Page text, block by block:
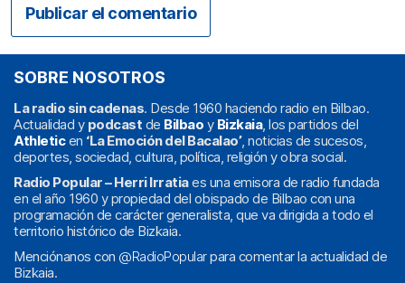
SOBRE NOSOTROS
La radio sin cadenas. Desde 1960 haciendo radio en Bilbao.
Actualidad y podcast de Bilbao y Bizkaia, los partidos del
Athleticen ‘La Emoción del Bacalao’, noticias de sucesos,
deportes, sociedad, cultura, política, religión y obra social.
Radio Popular – Herri Irratiaes una emisora de radio fundada
en el año 1960 y propiedad del obispado de Bilbao con una
programación de carácter generalista, que va dirigida a todo el
territorio histórico de Bizkaia.
Menciónanos con @RadioPopularpara comentar la actualidad de
Bizkaia.